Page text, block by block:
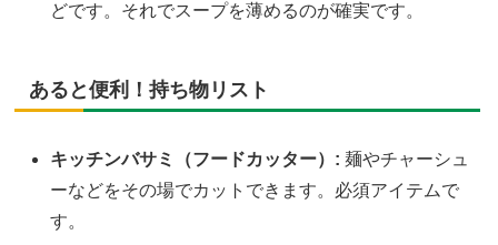
どです。それでスープを薄めるのが確実です。
あると便利！持ち物リスト
キッチンバサミ（フードカッター）: 麺やチャーシュ
ーなどをその場でカットできます。必須アイテムで
す。